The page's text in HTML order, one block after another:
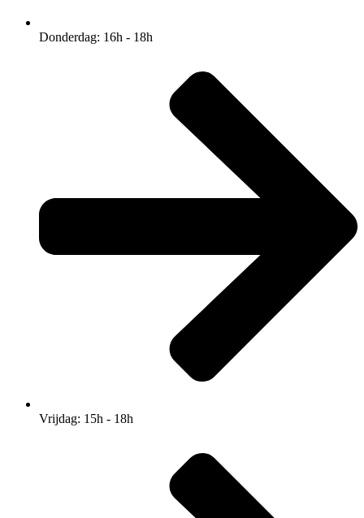
Donderdag: 16h - 18h
Vrijdag: 15h - 18h